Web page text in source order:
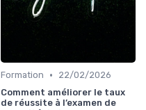
Formation •
22/02/2026
Comment améliorer le taux
de réussite à l’examen de